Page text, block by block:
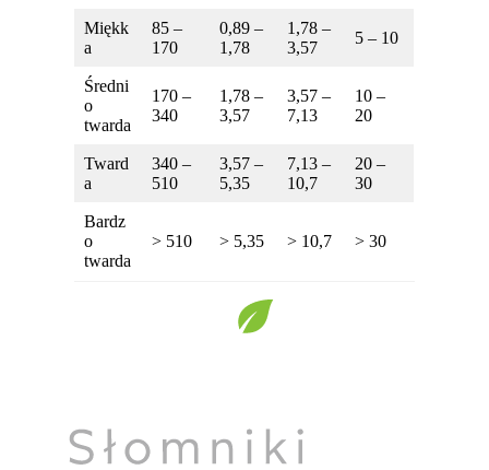
Miękk
a
85 –
170
0,89 –
1,78
1,78 –
3,57
5 – 10
Średni
o
twarda
170 –
340
1,78 –
3,57
3,57 –
7,13
10 –
20
Tward
a
340 –
510
3,57 –
5,35
7,13 –
10,7
20 –
30
Bardz
o
twarda
> 510 > 5,35 > 10,7 > 30